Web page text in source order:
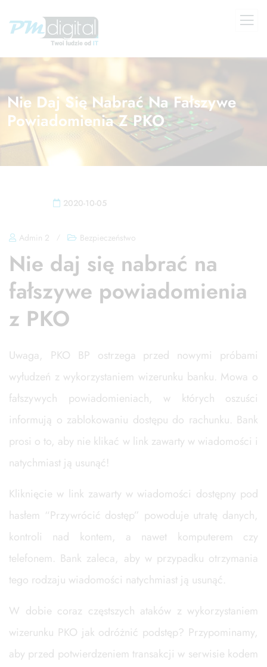
Nie Daj Się Nabrać Na Fałszywe
Powiadomienia Z PKO
2020-10-05
Admin 2 / Bezpieczeństwo
Nie daj się nabrać na
fałszywe powiadomienia
z PKO
Uwaga, PKO BP ostrzega przed nowymi próbami
wyłudzeń z wykorzystaniem wizerunku banku. Mowa o
fałszywych powiadomieniach, w których oszuści
informują o zablokowaniu dostępu do rachunku. Bank
prosi o to, aby nie klikać w link zawarty w wiadomości i
natychmiast ją usunąć!
Kliknięcie w link zawarty w wiadomości dostępny pod
hasłem “Przywrócić dostęp” powoduje utratę danych,
kontroli nad kontem, a nawet komputerem czy
telefonem. Bank zaleca, aby w przypadku otrzymania
tego rodzaju wiadomości natychmiast ją usunąć.
W dobie coraz częstszych ataków z wykorzystaniem
wizerunku PKO jak odróżnić podstęp? Przypominamy,
aby przed potwierdzeniem transakcji w serwisie kodem